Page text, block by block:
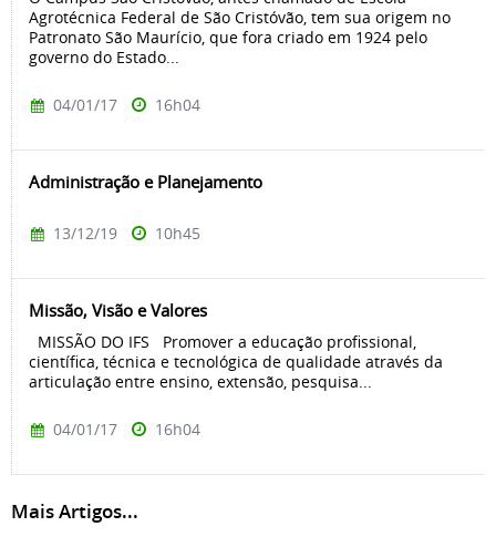
Agrotécnica Federal de São Cristóvão, tem sua origem no
Patronato São Maurício, que fora criado em 1924 pelo
governo do Estado...
04/01/17 16h04
Administração e Planejamento
13/12/19 10h45
Missão, Visão e Valores
MISSÃO DO IFS Promover a educação profissional,
científica, técnica e tecnológica de qualidade através da
articulação entre ensino, extensão, pesquisa...
04/01/17 16h04
Mais Artigos...